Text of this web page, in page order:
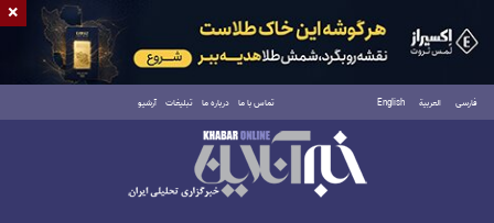
فارسی العربية English تماس با ما درباره ما تبلیغات آرشیو
پنجشنبه ۱۵ مرداد ۱۴۰۵
×